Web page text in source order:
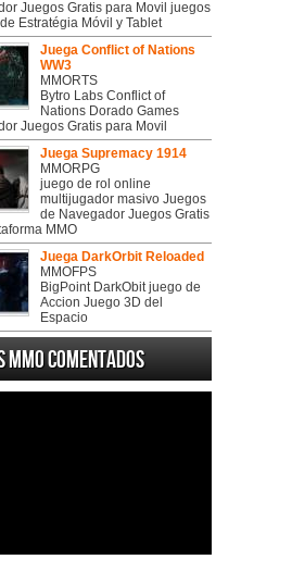
Juegos Gratis para Movil juegos
Estratégia Móvil y Tablet
Juega Conflict of Nations
WW3
MMORTS
Bytro Labs Conflict of
Nations Dorado Games
Juegos Gratis para Movil
Juega Supremacy 1914
MMORPG
juego de rol online
multijugador masivo Juegos
de Navegador Juegos Gratis
MMO
Juega DarkOrbit Reloaded
MMOFPS
BigPoint DarkObit juego de
Accion Juego 3D del
Espacio
MMO Comentados